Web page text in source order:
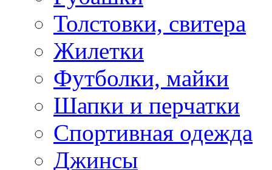
Толстовки, свитера
Жилетки
Футболки, майки
Шапки и перчатки
Спортивная одежда
Джинсы